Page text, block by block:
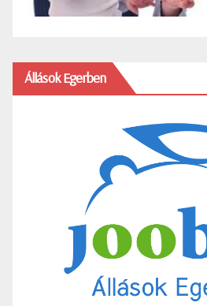
Állások Egerben